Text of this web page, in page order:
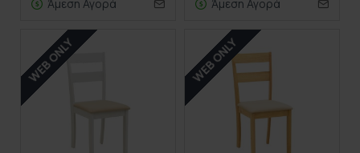
Άμεση Αγορά Άμεση Αγορά
WEB ONLY WEB ONLY